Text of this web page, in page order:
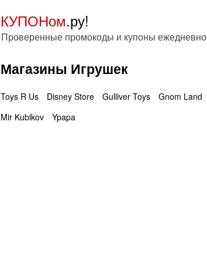
КУПОНом.ру!
Проверенные промокоды и купоны ежедневно
Магазины Игрушек
Toys R Us Disney Store Gulliver Toys Gnom Land
Mir Kubikov
Ypapa